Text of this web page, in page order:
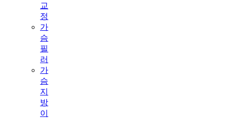
교
정
가
슴
필
러
가
슴
지
방
이